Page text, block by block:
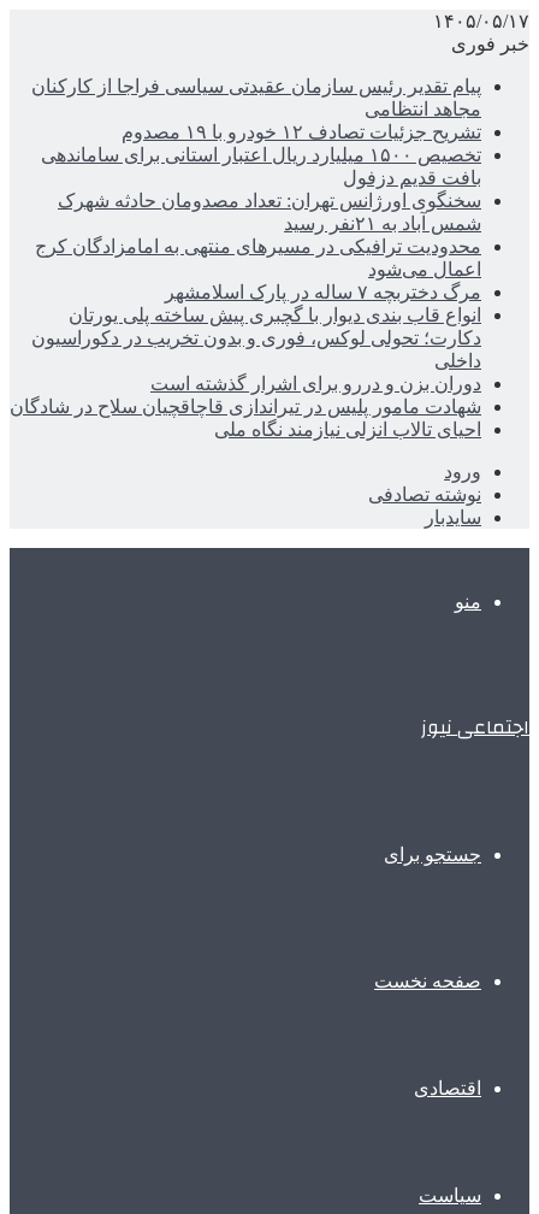
۱۴۰۵/۰۵/۱۷
خبر فوری
پیام تقدیر رئیس سازمان عقیدتی سیاسی فراجا از کارکنان
مجاهد انتظامی
تشریح جزئیات تصادف ۱۲ خودرو با ۱۹ مصدوم
تخصیص ۱۵۰۰ میلیارد ریال اعتبار استانی برای ساماندهی
بافت قدیم دزفول
سخنگوی اورژانس تهران: تعداد مصدومان حادثه شهرک
شمس آباد به ۲۱نفر رسید
محدودیت ترافیکی در مسیرهای منتهی به امامزادگان کرج
اعمال می‌شود
مرگ دختربچه ۷ ساله در پارک اسلامشهر
انواع قاب بندی دیوار با گچبری پیش ساخته پلی یورتان
دکارت؛ تحولی لوکس، فوری و بدون تخریب در دکوراسیون
داخلی
دوران بزن و دررو برای اشرار گذشته است
شهادت مامور پلیس در تیراندازی قاچاقچیان سلاح در شادگان
احیای تالاب انزلی نیازمند نگاه ملی
ورود
نوشته تصادفی
سایدبار
منو
اجتماعی نیوز
جستجو برای
صفحه نخست
اقتصادی
سیاست